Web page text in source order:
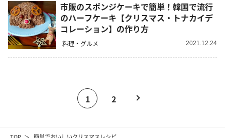
市販のスポンジケーキで簡単！韓国で流行
のハーフケーキ【クリスマス・トナカイデ
コレーション】の作り方
料理・グルメ 2021.12.24
1 2